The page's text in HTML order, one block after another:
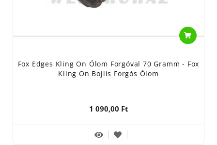
Fox Edges Kling On Ólom Forgóval 70 Gramm - Fox
Kling On Bojlis Forgós Ólom
1 090,00 Ft